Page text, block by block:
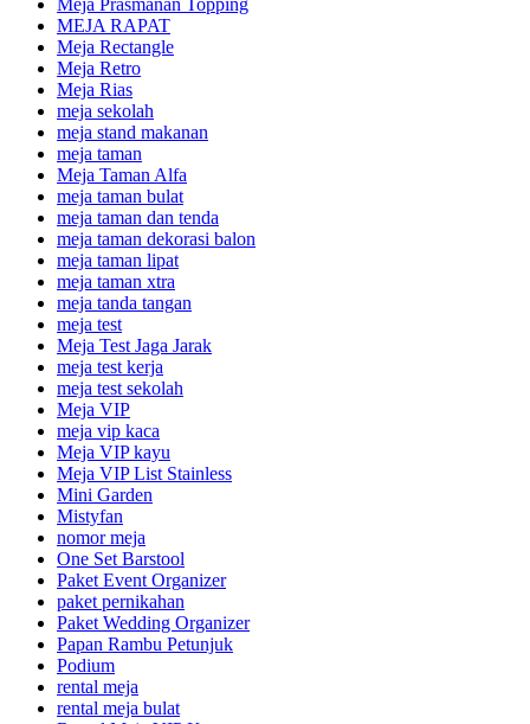
Meja Prasmanan Topping
MEJA RAPAT
Meja Rectangle
Meja Retro
Meja Rias
meja sekolah
meja stand makanan
meja taman
Meja Taman Alfa
meja taman bulat
meja taman dan tenda
meja taman dekorasi balon
meja taman lipat
meja taman xtra
meja tanda tangan
meja test
Meja Test Jaga Jarak
meja test kerja
meja test sekolah
Meja VIP
meja vip kaca
Meja VIP kayu
Meja VIP List Stainless
Mini Garden
Mistyfan
nomor meja
One Set Barstool
Paket Event Organizer
paket pernikahan
Paket Wedding Organizer
Papan Rambu Petunjuk
Podium
rental meja
rental meja bulat